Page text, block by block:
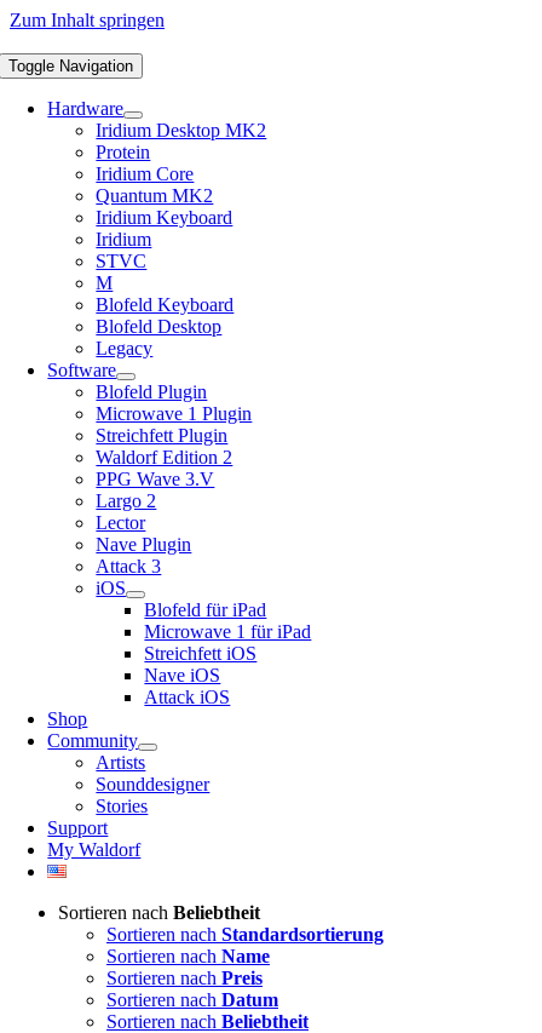
Zum Inhalt springen
Toggle Navigation
Hardware
Iridium Desktop MK2
Protein
Iridium Core
Quantum MK2
Iridium Keyboard
Iridium
STVC
M
Blofeld Keyboard
Blofeld Desktop
Legacy
Software
Blofeld Plugin
Microwave 1 Plugin
Streichfett Plugin
Waldorf Edition 2
PPG Wave 3.V
Largo 2
Lector
Nave Plugin
Attack 3
iOS
Blofeld für iPad
Microwave 1 für iPad
Streichfett iOS
Nave iOS
Attack iOS
Shop
Community
Artists
Sounddesigner
Stories
Support
My Waldorf
Sortieren nach Beliebtheit
Sortieren nach Standardsortierung
Sortieren nach Name
Sortieren nach Preis
Sortieren nach Datum
Sortieren nach Beliebtheit